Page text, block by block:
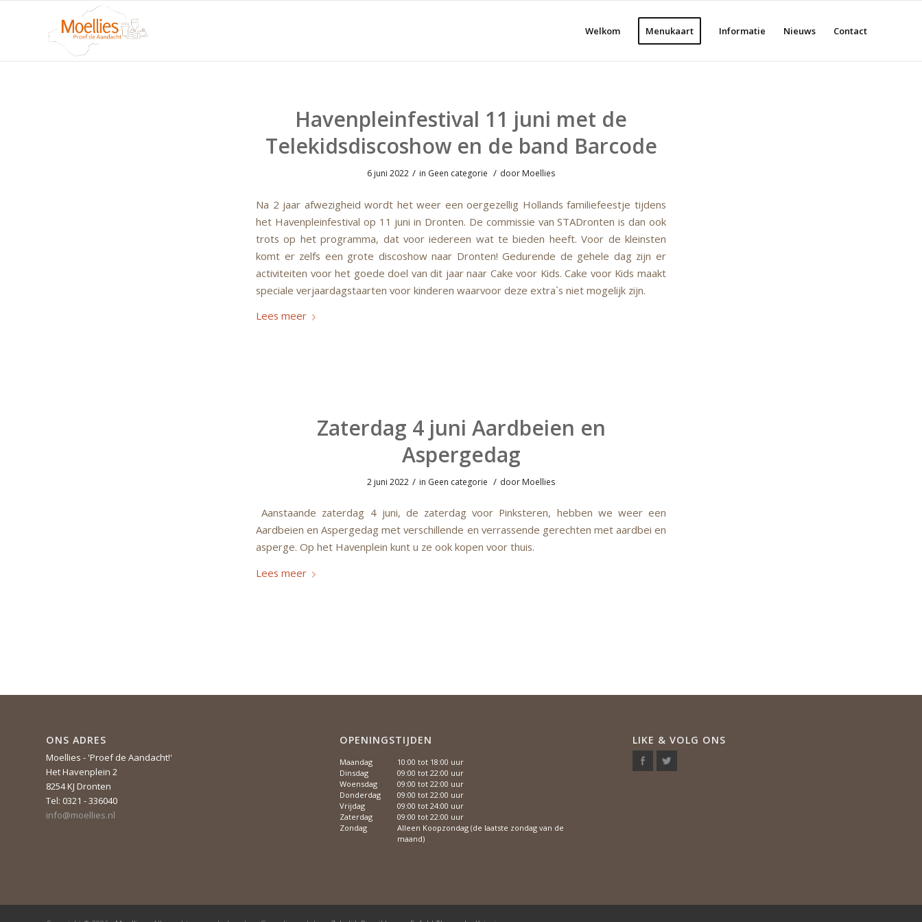
Welkom Menukaart Informatie Nieuws Contact
Havenpleinfestival 11 juni met de
Telekidsdiscoshow en de band Barcode
6 juni 2022 / in Geen categorie / door Moellies
Na 2 jaar afwezigheid wordt het weer een oergezellig Hollands familiefeestje tijdens
het Havenpleinfestival op 11 juni in Dronten. De commissie van STADronten is dan ook
trots op het programma, dat voor iedereen wat te bieden heeft. Voor de kleinsten
komt er zelfs een grote discoshow naar Dronten! Gedurende de gehele dag zijn er
activiteiten voor het goede doel van dit jaar naar Cake voor Kids. Cake voor Kids maakt
speciale verjaardagstaarten voor kinderen waarvoor deze extra`s niet mogelijk zijn.
Lees meer
Zaterdag 4 juni Aardbeien en
Aspergedag
2 juni 2022 / in Geen categorie / door Moellies
Aanstaande zaterdag 4 juni, de zaterdag voor Pinksteren, hebben we weer een
Aardbeien en Aspergedag met verschillende en verrassende gerechten met aardbei en
asperge. Op het Havenplein kunt u ze ook kopen voor thuis.
Lees meer
ONS ADRES
Moellies - 'Proef de Aandacht!'
Het Havenplein 2
8254 KJ Dronten
Tel: 0321 - 336040
info@moellies.nl
OPENINGSTIJDEN
Maandag
Dinsdag
Woensdag
Donderdag
Vrijdag
Zaterdag
Zondag
10:00 tot 18:00 uur
09:00 tot 22:00 uur
09:00 tot 22:00 uur
09:00 tot 22:00 uur
09:00 tot 24:00 uur
09:00 tot 22:00 uur
Alleen Koopzondag (de laatste zondag van de
maand)
LIKE & VOLG ONS